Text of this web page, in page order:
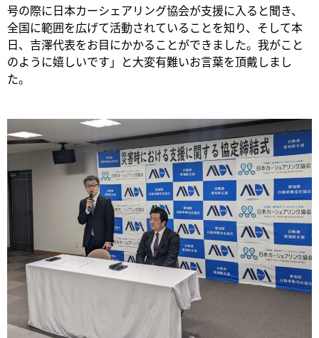
号の際に日本カーシェアリング協会が支援に入ると聞き、
全国に範囲を広げて活動されていることを知り、そして本
日、吉澤代表をお目にかかることができました。我がこと
のように嬉しいです」と大変有難いお言葉を頂戴しまし
た。